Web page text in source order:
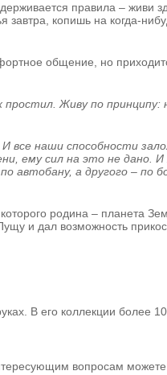
правила – живи
завтра, копишь на когда-
общение, но
Живу по принципу:
наши способности
ему сил на это не дано.
автобану, а другого – по
родина – планета
и дал возможность
В его коллекции более
вопросам